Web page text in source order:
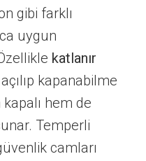
gibi farklı
uygun
katlanır
kapanabilme
hem de
Temperli
camları